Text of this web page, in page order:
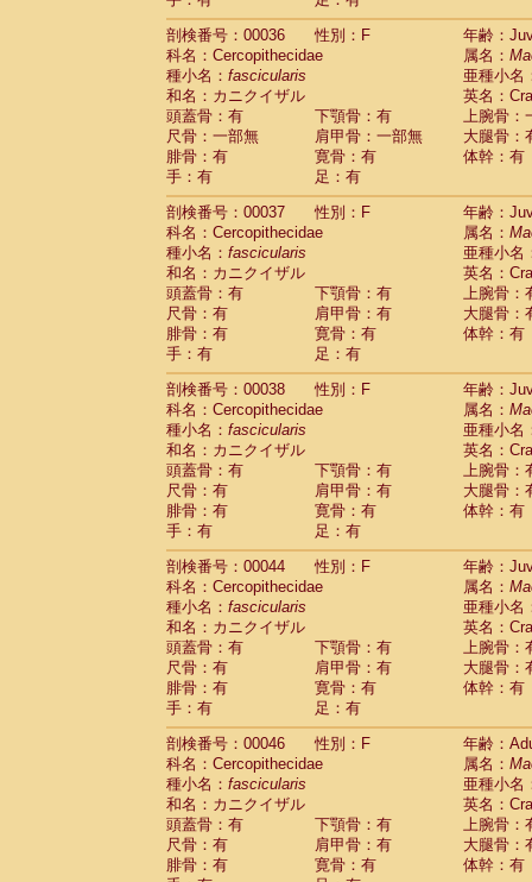
CercopithecidaeTheropithecus
CercopithecidaeMacaca arctoides(3)
Cercopithecidae Macaca assamensis
Cercopithecidae
Macaca
CercopithecidaeMacaca cyclopis (17)
CercopithecidaeMacaca fascicularis
CercopithecidaeMacaca fuscaca
CercopithecidaeMacaca fuscata
CercopithecidaeMacaca fuscata
CercopithecidaeMacaca maura(3)
Cercopithecidae Macaca mulatta(55)
Cercopithecidae Macaca nemestrina(3)
Cercopithecidae Macaca nigra(0)
CercopithecidaeMacaca radiata(27)
CercopithecidaeMacaca silenus(0)
CercopithecidaeMacaca sinica (1)
CercopithecidaeMacaca sylvanus
CercopithecidaeMacaca thibetana (0)
Cercopithecidae Macaca tonkeana (0)
Cercopithecidae hybrid(1)
Cercopithecidae (0)
CercopithecidaeAllenopithecus
CercopithecidaeCercopithecus
CercopithecidaeCercopithecus
CercopithecidaeCercopithecus
CercopithecidaeCercopithecus diana
CercopithecidaeCercopithecus
Cercopithecidae
Cercopithecus
Cercopithecidae
Cercopithecus mitis
CercopithecidaeCercopithecus mitis
CercopithecidaeCercopithecus mitis
CercopithecidaeCercopithecus mona
CercopithecidaeCercopithecus
CercopithecidaeCercopithecus
CercopithecidaeCercopithecus
Cercopithecidae
Cercopithecusspp.(0)
Cercopithecidae
Chlorocebus
CercopithecidaeChlorocebus
CercopithecidaeErythrocebus patas
CercopithecidaeMiopithecus talapoin
CercopithecidaeCercopithecinae spp.
剖検番号：00036
性別：F
年齢：
科名：Cercopithecidae
属名：
種小名： fascicularis
亜種小名
和名：カニクイザル
英名：
頭蓋骨：有
下顎骨：有
上腕骨：
尺骨：一部無
肩甲骨：一部無
大腿骨：
腓骨：有
寛骨：有
体幹：有
手：有
足：有
剖検番号：00037
性別：F
年齢：
科名：Cercopithecidae
属名：
種小名： fascicularis
亜種小名
和名：カニクイザル
英名：
頭蓋骨：有
下顎骨：有
上腕骨：
尺骨：有
肩甲骨：有
大腿骨：
腓骨：有
寛骨：有
体幹：有
手：有
足：有
剖検番号：00038
性別：F
年齢：
科名：Cercopithecidae
属名：
種小名： fascicularis
亜種小名
和名：カニクイザル
英名：
頭蓋骨：有
下顎骨：有
上腕骨：
尺骨：有
肩甲骨：有
大腿骨：
腓骨：有
寛骨：有
体幹：有
手：有
足：有
剖検番号：00044
性別：F
年齢：
科名：Cercopithecidae
属名：
種小名： fascicularis
亜種小名
和名：カニクイザル
英名：
頭蓋骨：有
下顎骨：有
上腕骨：
尺骨：有
肩甲骨：有
大腿骨：
腓骨：有
寛骨：有
体幹：有
手：有
足：有
剖検番号：00046
性別：F
年齢：
科名：Cercopithecidae
属名：
種小名： fascicularis
亜種小名
和名：カニクイザル
英名：
頭蓋骨：有
下顎骨：有
上腕骨：
尺骨：有
肩甲骨：有
大腿骨：
腓骨：有
寛骨：有
体幹：有